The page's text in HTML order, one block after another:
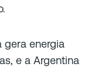
gera energia
e a Argentina